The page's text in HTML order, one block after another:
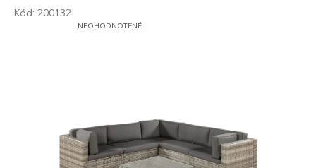
Kód: 200132
PRIEMERNÉNEOHODNOTENÉ